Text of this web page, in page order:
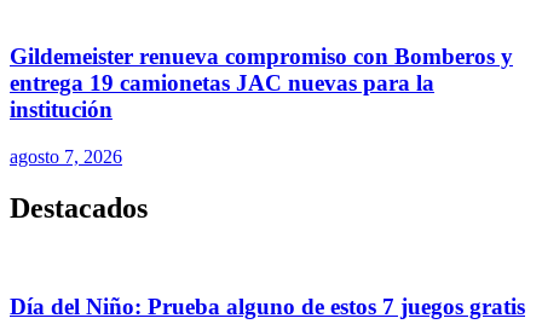
Gildemeister renueva compromiso con Bomberos y
entrega 19 camionetas JAC nuevas para la
institución
agosto 7, 2026
Destacados
Día del Niño: Prueba alguno de estos 7 juegos gratis